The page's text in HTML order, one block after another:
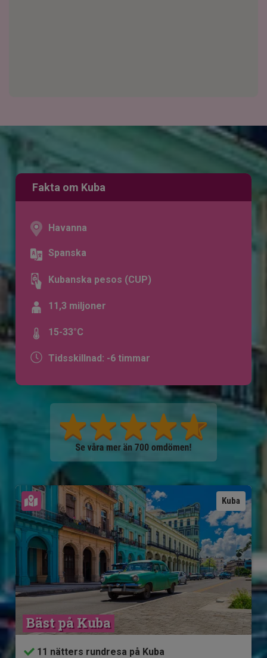
Fakta om Kuba
Havanna
Spanska
Kubanska pesos (CUP)
11,3 miljoner
15-33°C
Tidsskillnad: -6 timmar
Kuba
Se karta
Bäst på Kuba
11 nätters rundresa på Kuba